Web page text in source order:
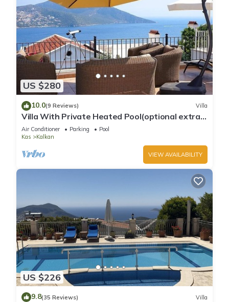
US $280
10.0(9 Reviews) Villa
Villa With Private Heated Pool(optional extra)
And Sea Views
Air Conditioner Parking
Pool
Kas
Kalkan
VIEW AVAILABILITY
US $226
9.8(35 Reviews) Villa